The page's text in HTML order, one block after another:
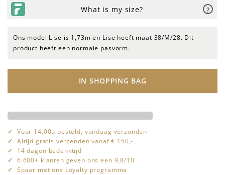
Ons model Lise is 1,73m en Lise heeft maat 38/M/28. Dit
product heeft een normale pasvorm.
IN SHOPPING BAG
Voor 14.00u besteld, vandaag verzonden
Altijd gratis verzenden vanaf € 150,-
14 dagen bedenktijd
6.600+ klanten geven ons een 9,8/10
Spaar met ons Loyalty programma